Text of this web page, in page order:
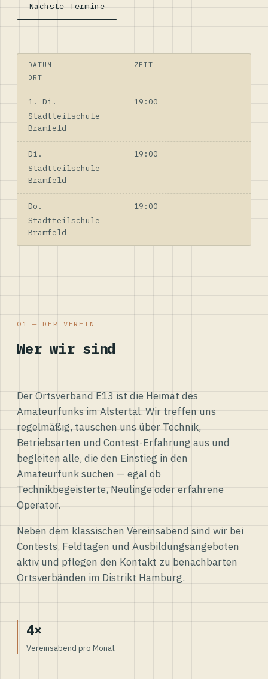
Nächste Termine
DATUM
ZEIT
ORT
1. Di.
19:00
Stadtteilschule
Bramfeld
Di.
19:00
Stadtteilschule
Bramfeld
Do.
19:00
Stadtteilschule
Bramfeld
01 — DER VEREIN
Wer wir sind
Der Ortsverband E13 ist die Heimat des
Amateurfunks im Alstertal. Wir treffen uns
regelmäßig, tauschen uns über Technik,
Betriebsarten und Contest-Erfahrung aus und
begleiten alle, die den Einstieg in den
Amateurfunk suchen — egal ob
Technikbegeisterte, Neulinge oder erfahrene
Operator.
Neben dem klassischen Vereinsabend sind wir bei
Contests, Feldtagen und Ausbildungsangeboten
aktiv und pflegen den Kontakt zu benachbarten
Ortsverbänden im Distrikt Hamburg.
4×
Vereinsabend pro Monat